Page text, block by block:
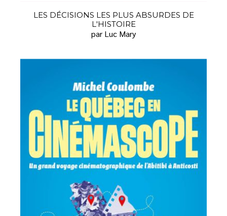
LES DÉCISIONS LES PLUS ABSURDES DE
L'HISTOIRE
par Luc Mary